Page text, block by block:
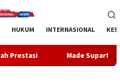
HUKUM INTERNASIONAL
Made Supartha Bawa Energi